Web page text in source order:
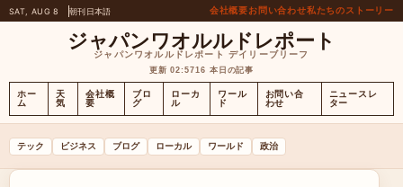
SAT, AUG 8 朝刊日本語 会社概要お問い合わせ私たちのストーリー
ジャパンワオルルドレポート
ジャパンワオルルドレポート デイリーブリーフ
更新 02:5716 本日の記事
ホー
ム
天
気
会社概
要
ブロ
グ
ローカ
ル
ワール
ド
お問い合
わせ
ニュースレ
ター
テック ビジネス ブログ ローカル ワールド 政治